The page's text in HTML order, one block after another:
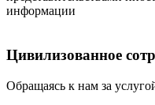
информации
Цивилизованное
Обращаясь к нам за